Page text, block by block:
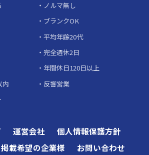
ノルマ無し
ブランクOK
平均年齢20代
完全週休2日
年間休日120日以上
内
反響営業
運営会社
個人情報保護方針
掲載希望の企業様 お問い合わせ